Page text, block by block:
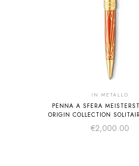
IN METALLO
PENNA A SFERA
ORIGIN COLLECTION
€2,000.00